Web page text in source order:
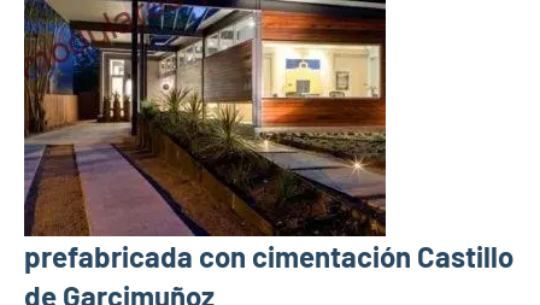
prefabricada con cimentación Castillo
de Garcimuñoz